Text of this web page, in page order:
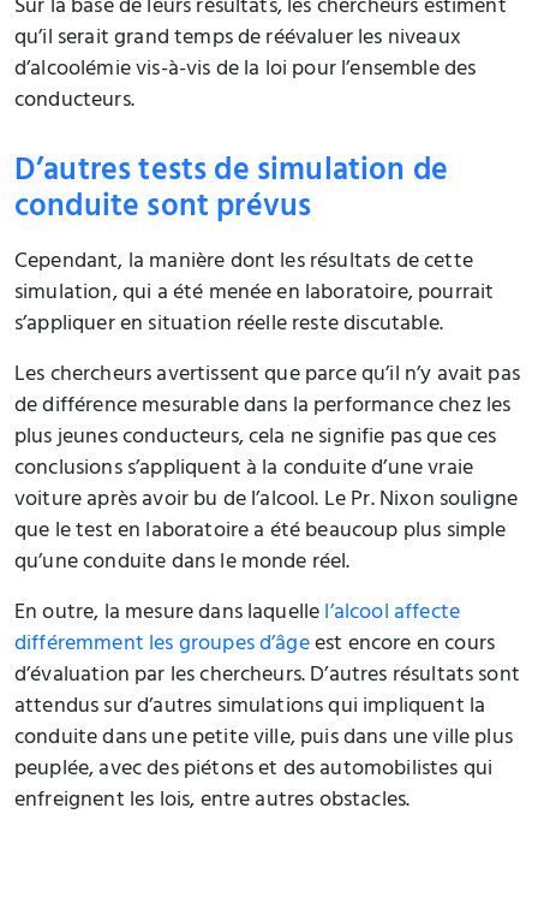
qu’il serait grand temps de réévaluer les niveaux
d’alcoolémie vis-à-vis de la loi pour l’ensemble des
conducteurs.
D’autres tests de simulation de
conduite sont prévus
Cependant, la manière dont les résultats de cette
simulation, qui a été menée en laboratoire, pourrait
s’appliquer en situation réelle reste discutable.
Les chercheurs avertissent que parce qu’il n’y avait pas
de différence mesurable dans la performance chez les
plus jeunes conducteurs, cela ne signifie pas que ces
conclusions s’appliquent à la conduite d’une vraie
voiture après avoir bu de l’alcool. Le Pr. Nixon souligne
que le test en laboratoire a été beaucoup plus simple
qu’une conduite dans le monde réel.
En outre, la mesure dans laquellel’alcool affecte
différemment les groupes d’âgeest encore en cours
d’évaluation par les chercheurs. D’autres résultats sont
attendus sur d’autres simulations qui impliquent la
conduite dans une petite ville, puis dans une ville plus
peuplée, avec des piétons et des automobilistes qui
enfreignent les lois, entre autres obstacles.